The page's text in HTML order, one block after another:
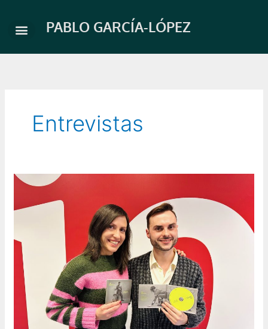
contenido
PABLO GARCÍA-LÓPEZ
Entrevistas
Eva
El
de
Mimí